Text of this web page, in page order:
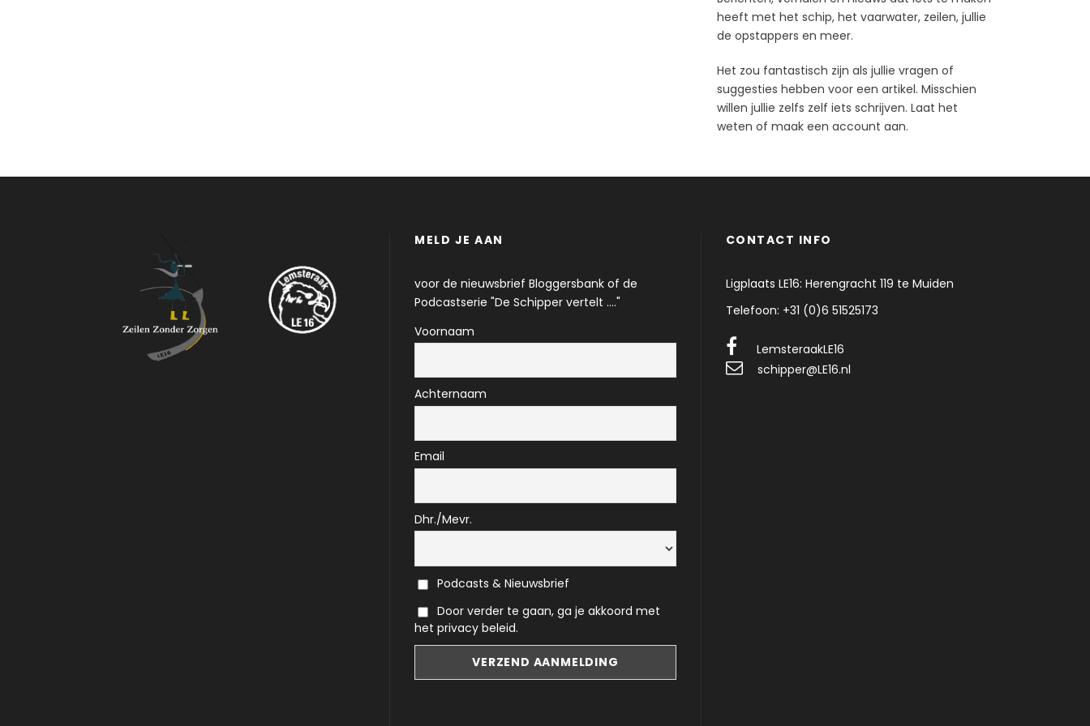
heeft met het schip, het vaarwater, zeilen, jullie
de opstappers en meer.
Het zou fantastisch zijn als jullie vragen of
suggesties hebben voor een artikel. Misschien
willen jullie zelfs zelf iets schrijven. Laat het
weten of maak een account aan.
MELD JE AAN
voor de nieuwsbrief Bloggersbank of de
Podcastserie "De Schipper vertelt ...."
Voornaam
Achternaam
Email
Dhr./Mevr.
Podcasts & Nieuwsbrief
Door verder te gaan, ga je akkoord met
het privacy beleid.
CONTACT INFO
Ligplaats LE16: Herengracht 119 te Muiden
Telefoon: +31 (0)6 51525173
LemsteraakLE16
schipper@LE16.nl